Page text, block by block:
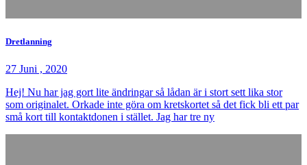
Dretlanning
27 Juni , 2020
Hej! Nu har jag gort lite ändringar så lådan är i stort sett lika stor
som originalet. Orkade inte göra om kretskortet så det fick bli ett par
små kort till kontaktdonen i stället. Jag har tre ny